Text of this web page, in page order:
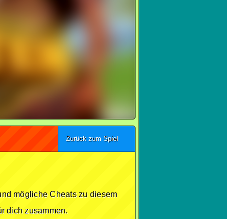
Zurück zum Spiel
mögliche Cheats zu diesem
dich zusammen.